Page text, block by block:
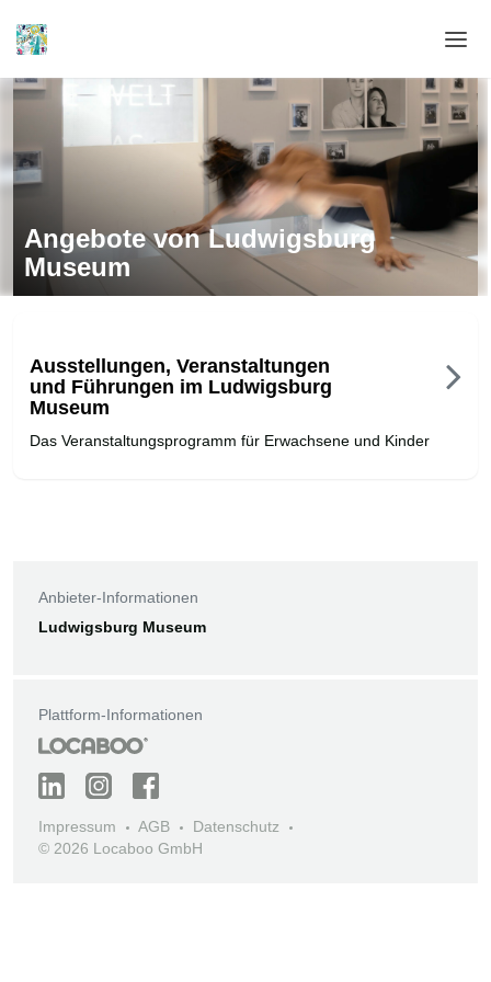
Home
Login
Hilfe & Info
Angebote von Ludwigsburg
Museum
Ausstellungen, Veranstaltungen
und Führungen im Ludwigsburg
Museum
Das Veranstaltungsprogramm für Erwachsene und Kinder
Anbieter-Informationen
Ludwigsburg Museum
Plattform-Informationen
Impressum AGB
Datenschutz
© 2026 Locaboo GmbH